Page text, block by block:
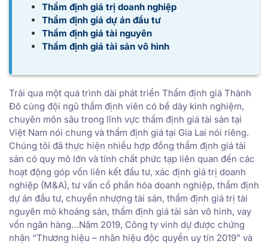
Thẩm định giá trị doanh nghiệp
Thẩm định giá dự án đầu tư
Thẩm định giá tài nguyên
Thẩm định giá tài sản vô hình
Trải qua một quá trình dài phát triển Thẩm định giá Thành
Đô cùng đội ngũ thẩm định viên có bề dày kinh nghiệm,
chuyên môn sâu trong lĩnh vực thẩm định giá tài sản tại
Việt Nam nói chung và thẩm định giá tại Gia Lai nói riêng.
Chúng tôi đã thực hiện nhiều hợp đồng thẩm định giá tài
sản có quy mô lớn và tính chất phức tạp liên quan đến các
hoạt động góp vốn liên kết đầu tư, xác định giá trị doanh
nghiệp (M&A), tư vấn cổ phần hóa doanh nghiệp, thẩm định
dự án đầu tư, chuyển nhượng tài sản, thẩm định giá trị tài
nguyên mỏ khoáng sản, thẩm định giá tài sản vô hình, vay
vốn ngân hàng…Năm 2019, Công ty vinh dự được chứng
nhận “Thương hiệu – nhãn hiệu độc quyền uy tín 2019” và